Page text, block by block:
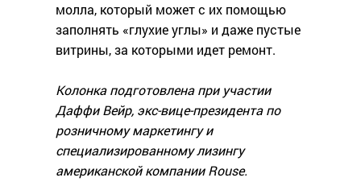
молла, который может с их помощью
заполнять «глухие углы» и даже пустые
витрины, за которыми идет ремонт.
Колонка подготовлена при участии
Даффи Вейр, экс-вице-президента по
розничному маркетингу и
специализированному лизингу
американской компании Rouse.